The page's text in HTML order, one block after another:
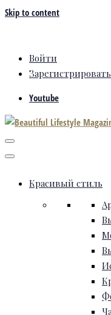
Skip to content
Войти
Youtube
Красивый стиль